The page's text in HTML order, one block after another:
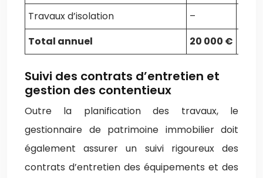
Travaux d’isolation
–
Total annuel
20 000 €
Suivi des contrats d’entretien et
gestion des contentieux
Outre la planification des travaux, le
gestionnaire de patrimoine immobilier doit
également assurer un suivi rigoureux des
contrats d’entretien des équipements et des